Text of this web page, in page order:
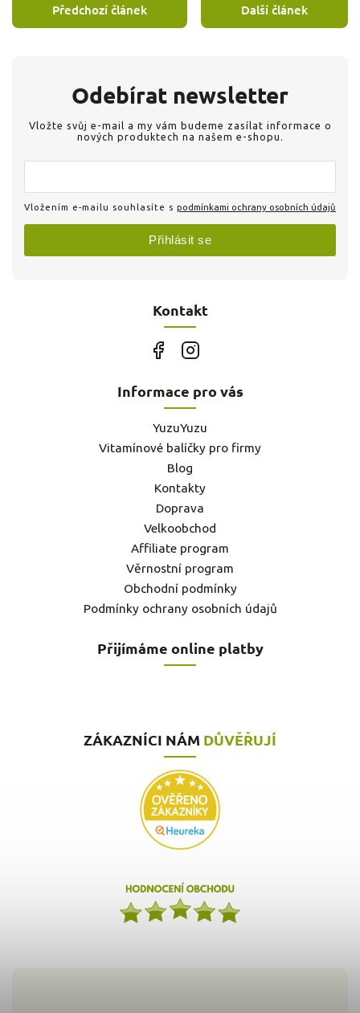
Předchozí článek Další článek
Kontakt
Odebírat newsletter
Vložte svůj e-mail a my vám budeme zasílat informace o
nových produktech na našem e-shopu.
Vložením e-mailu souhlasíte s podmínkami ochrany osobních údajů
Přihlásit se
Informace pro vás
YuzuYuzu
Vitamínové balíčky pro firmy
Blog
Kontakty
Doprava
Velkoobchod
Affiliate program
Věrnostní program
Obchodní podmínky
Podmínky ochrany osobních údajů
Přijímáme online platby
ZÁKAZNÍCI NÁM DŮVĚŘUJÍ